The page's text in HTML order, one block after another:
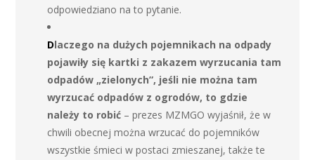
odpowiedziano na to pytanie.
Dlaczego na dużych pojemnikach na odpady
pojawiły się kartki z zakazem wyrzucania tam
odpadów „zielonych”, jeśli nie można tam
wyrzucać odpadów z ogrodów, to gdzie
należy to robić– prezes MZMGO wyjaśnił, że w
chwili obecnej można wrzucać do pojemników
wszystkie śmieci w postaci zmieszanej, także te